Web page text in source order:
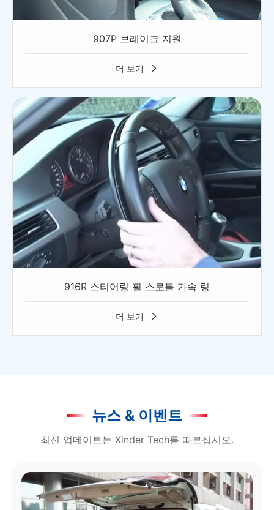
907P 브레이크 지원
더 보기 
916R 스티어링 휠 스로틀 가속 링
더 보기 
뉴스 & 이벤트
최신 업데이트는 Xinder Tech를 따르십시오.